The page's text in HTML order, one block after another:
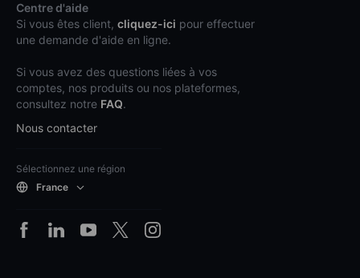
Centre d'aide
Si vous êtes client, cliquez-ici pour effectuer
une demande d'aide en ligne.
Si vous avez des questions liées à vos
comptes, nos produits ou nos plateformes,
consultez notre FAQ.
Nous contacter
Sélectionnez une région
France